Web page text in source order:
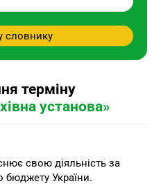
словнику
терміну
установа»
свою діяльність за
бюджету України.